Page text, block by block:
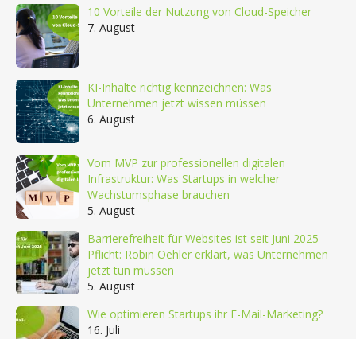
10 Vorteile der Nutzung von Cloud-Speicher
7. August
KI-Inhalte richtig kennzeichnen: Was
Unternehmen jetzt wissen müssen
6. August
Vom MVP zur professionellen digitalen
Infrastruktur: Was Startups in welcher
Wachstumsphase brauchen
5. August
Barrierefreiheit für Websites ist seit Juni 2025
Pflicht: Robin Oehler erklärt, was Unternehmen
jetzt tun müssen
5. August
Wie optimieren Startups ihr E-Mail-Marketing?
16. Juli